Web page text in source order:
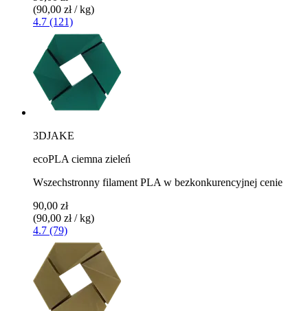
(90,00 zł / kg)
4.7 (121)
3DJAKE
ecoPLA ciemna zieleń
Wszechstronny filament PLA w bezkonkurencyjnej cenie
90,00 zł
(90,00 zł / kg)
4.7 (79)